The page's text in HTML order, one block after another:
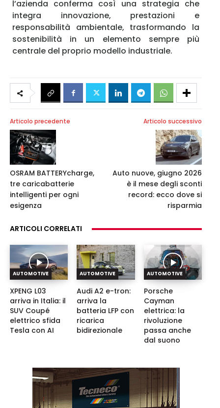
l’azienda conferma così una strategia che
integra innovazione, prestazioni e
responsabilità ambientale, trasformando la
sostenibilità in un elemento sempre più
centrale del proprio modello industriale.
Articolo precedente
OSRAM BATTERYcharge,
tre caricabatterie
intelligenti per ogni
esigenza
Articolo successivo
Auto nuove, giugno 2026
è il mese degli sconti
record: ecco dove si
risparmia
ARTICOLI CORRELATI
AUTOMOTIVE
XPENG L03
arriva in Italia: il
SUV Coupé
elettrico sfida
Tesla con AI
AUTOMOTIVE
Audi A2 e-tron:
arriva la
batteria LFP con
ricarica
bidirezionale
AUTOMOTIVE
Porsche
Cayman
elettrica: la
rivoluzione
passa anche
dal suono